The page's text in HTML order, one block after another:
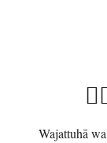
Wajattuhā